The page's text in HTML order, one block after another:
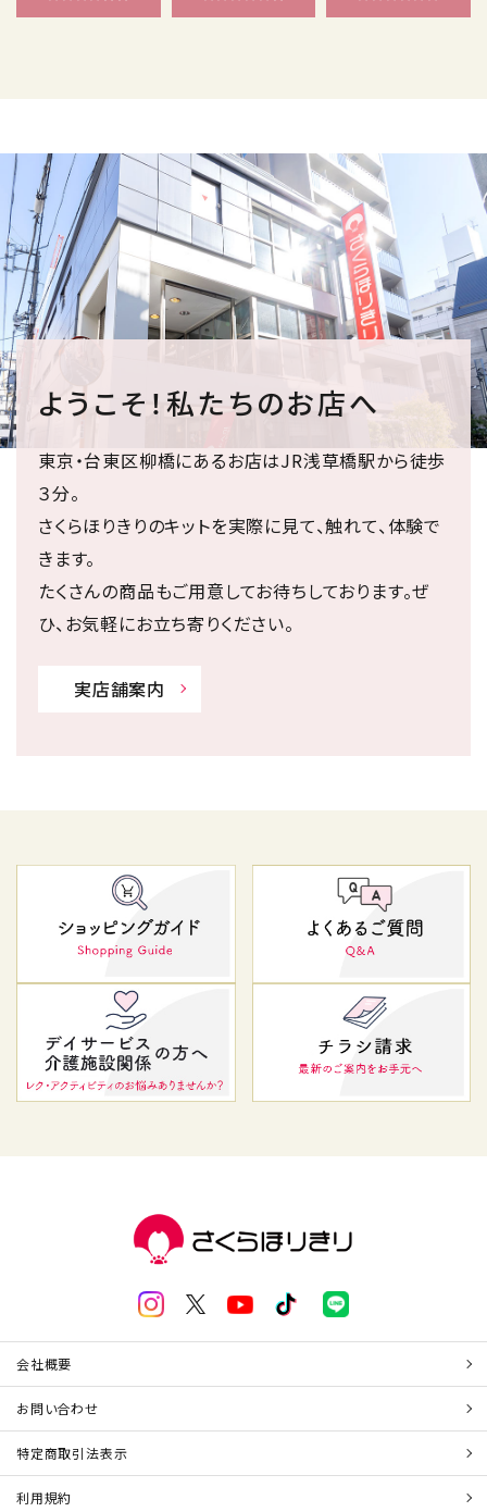
ようこそ！私たちのお店へ
東京・台東区柳橋にあるお店はJR浅草橋駅から徒歩
３分。
さくらほりきりのキットを実際に見て、触れて、体験で
きます。
たくさんの商品もご用意してお待ちしております。ぜ
ひ、お気軽にお立ち寄りください。
実店舗案内
会社概要
お問い合わせ
特定商取引法表示
利用規約